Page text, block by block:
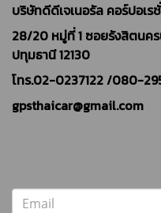
บริษัทดีดีเจเนอรัล คอร์ปอเร
28/20 หมู่ที่ 1 ซอยรังสิตนค
ปทุมธานี 12130
โทร.02-0237122 /080-
gpsthaicar@gmail.com